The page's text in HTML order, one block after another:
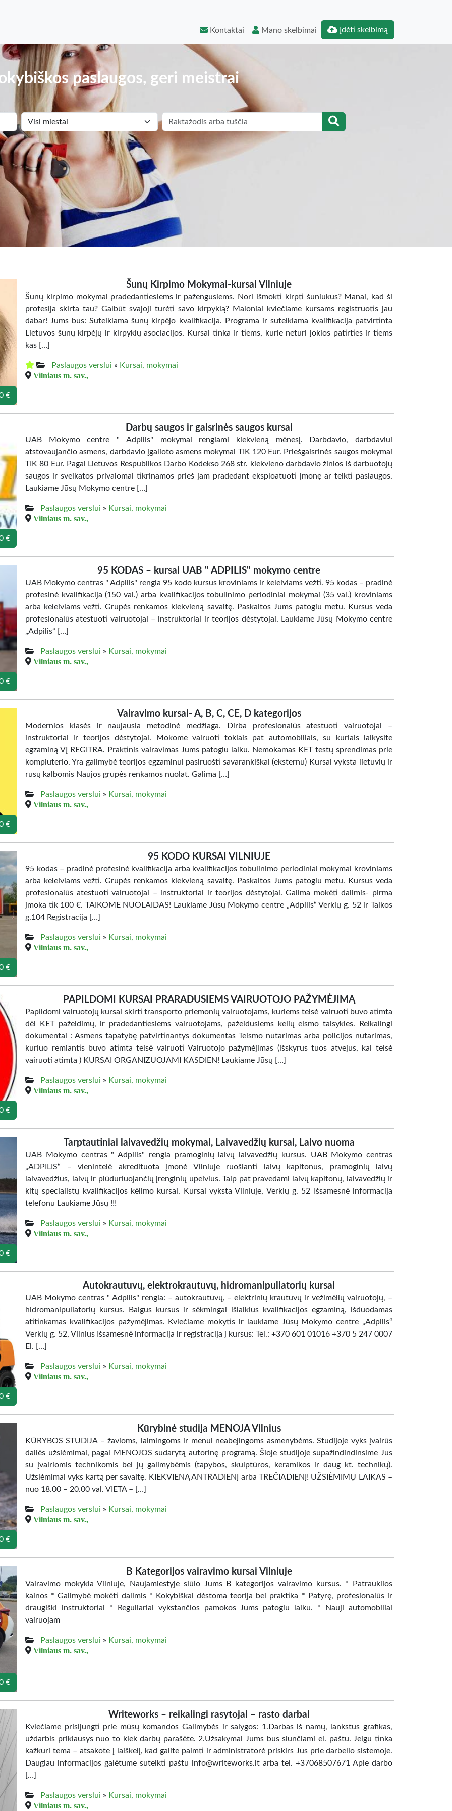
Kontaktai Mano skelbimai Įdėti skelbimą
paslaugos, geri meistrai
€
Šunų Kirpimo Mokymai-kursai Vilniuje
Šunų kirpimo mokymai pradedantiesiems ir pažengusiems. Nori išmokti kirpti šuniukus? Manai, kad ši
profesija skirta tau? Galbūt svajoji turėti savo kirpyklą? Maloniai kviečiame kursams registruotis jau
dabar! Jums bus: Suteikiama šunų kirpėjo kvalifikacija. Programa ir suteikiama kvalifikacija patvirtinta
Lietuvos šunų kirpėjų ir kirpyklų asociacijos. Kursai tinka ir tiems, kurie neturi jokios patirties ir tiems
kas […]
Paslaugos verslui » Kursai, mokymai
Vilniaus m. sav.,
€
Darbų saugos ir gaisrinės saugos kursai
UAB Mokymo centre " Adpilis" mokymai rengiami kiekvieną mėnesį. Darbdavio, darbdaviui
atstovaujančio asmens, darbdavio įgalioto asmens mokymai TIK 120 Eur. Priešgaisrinės saugos mokymai
TIK 80 Eur. Pagal Lietuvos Respublikos Darbo Kodekso 268 str. kiekvieno darbdavio žinios iš darbuotojų
saugos ir sveikatos privalomai tikrinamos prieš jam pradedant eksploatuoti įmonę ar teikti paslaugos.
Laukiame Jūsų Mokymo centre […]
Paslaugos verslui » Kursai, mokymai
Vilniaus m. sav.,
€
95 KODAS – kursai UAB " ADPILIS" mokymo centre
UAB Mokymo centras " Adpilis" rengia 95 kodo kursus kroviniams ir keleiviams vežti. 95 kodas – pradinė
profesinė kvalifikacija (150 val.) arba kvalifikacijos tobulinimo periodiniai mokymai (35 val.) kroviniams
arba keleiviams vežti. Grupės renkamos kiekvieną savaitę. Paskaitos Jums patogiu metu. Kursus veda
profesionalūs atestuoti vairuotojai – instruktoriai ir teorijos dėstytojai. Laukiame Jūsų Mokymo centre
„Adpilis“ […]
Paslaugos verslui » Kursai, mokymai
Vilniaus m. sav.,
€
Vairavimo kursai- A, B, C, CE, D kategorijos
Modernios klasės ir naujausia metodinė medžiaga. Dirba profesionalūs atestuoti vairuotojai –
instruktoriai ir teorijos dėstytojai. Mokome vairuoti tokiais pat automobiliais, su kuriais laikysite
egzaminą VĮ REGITRA. Praktinis vairavimas Jums patogiu laiku. Nemokamas KET testų sprendimas prie
kompiuterio. Yra galimybė teorijos egzaminui pasiruošti savarankiškai (eksternu) Kursai vyksta lietuvių ir
rusų kalbomis Naujos grupės renkamos nuolat. Galima […]
Paslaugos verslui » Kursai, mokymai
Vilniaus m. sav.,
€
95 KODO KURSAI VILNIUJE
95 kodas – pradinė profesinė kvalifikacija arba kvalifikacijos tobulinimo periodiniai mokymai kroviniams
arba keleiviams vežti. Grupės renkamos kiekvieną savaitę. Paskaitos Jums patogiu metu. Kursus veda
profesionalūs atestuoti vairuotojai – instruktoriai ir teorijos dėstytojai. Galima mokėti dalimis- pirma
įmoka tik 100 €. TAIKOME NUOLAIDAS! Laukiame Jūsų Mokymo centre „Adpilis“ Verkių g. 52 ir Taikos
g.104 Registracija […]
Paslaugos verslui » Kursai, mokymai
Vilniaus m. sav.,
€
PAPILDOMI KURSAI PRARADUSIEMS VAIRUOTOJO PAŽYMĖJIMĄ
Papildomi vairuotojų kursai skirti transporto priemonių vairuotojams, kuriems teisė vairuoti buvo atimta
dėl KET pažeidimų, ir pradedantiesiems vairuotojams, pažeidusiems kelių eismo taisykles. Reikalingi
dokumentai : Asmens tapatybę patvirtinantys dokumentas Teismo nutarimas arba policijos nutarimas,
kuriuo remiantis buvo atimta teisė vairuoti Vairuotojo pažymėjimas (išskyrus tuos atvejus, kai teisė
vairuoti atimta ) KURSAI ORGANIZUOJAMI KASDIEN! Laukiame Jūsų […]
Paslaugos verslui » Kursai, mokymai
Vilniaus m. sav.,
€
Tarptautiniai laivavedžių mokymai, Laivavedžių kursai, Laivo nuoma
UAB Mokymo centras " Adpilis" rengia pramoginių laivų laivavedžių kursus. UAB Mokymo centras
„ADPILIS“ – vienintelė akredituota įmonė Vilniuje ruošianti laivų kapitonus, pramoginių laivų
laivavedžius, laivų ir plūduriuojančių įrenginių upeivius. Taip pat pravedami laivų kapitonų, laivavedžių ir
kitų specialistų kvalifikacijos kėlimo kursai. Kursai vyksta Vilniuje, Verkių g. 52 Išsamesnė informacija
telefonu Laukiame Jūsų !!!
Paslaugos verslui » Kursai, mokymai
Vilniaus m. sav.,
€
Autokrautuvų, elektrokrautuvų, hidromanipuliatorių kursai
UAB Mokymo centras " Adpilis" rengia: – autokrautuvų, – elektrinių krautuvų ir vežimėlių vairuotojų, –
hidromanipuliatorių kursus. Baigus kursus ir sėkmingai išlaikius kvalifikacijos egzaminą, išduodamas
atitinkamas kvalifikacijos pažymėjimas. Kviečiame mokytis ir laukiame Jūsų Mokymo centre „Adpilis“
Verkių g. 52, Vilnius Išsamesnė informacija ir registracija į kursus: Tel.: +370 601 01016 +370 5 247 0007
El. […]
Paslaugos verslui » Kursai, mokymai
Vilniaus m. sav.,
€
Kūrybinė studija MENOJA Vilnius
KŪRYBOS STUDIJA – žavioms, laimingoms ir menui neabejingoms asmenybėms. Studijoje vyks įvairūs
dailės užsiėmimai, pagal MENOJOS sudarytą autorinę programą. Šioje studijoje supažindindinsime Jus
su įvairiomis technikomis bei jų galimybėmis (tapybos, skulptūros, keramikos ir daug kt. technikų).
Užsiėmimai vyks kartą per savaitę. KIEKVIENĄ ANTRADIENĮ arba TREČIADIENĮ! UŽSIĖMIMŲ LAIKAS –
nuo 18.00 – 20.00 val. VIETA – […]
Paslaugos verslui » Kursai, mokymai
Vilniaus m. sav.,
€
B Kategorijos vairavimo kursai Vilniuje
Vairavimo mokykla Vilniuje, Naujamiestyje siūlo Jums B kategorijos vairavimo kursus. * Patrauklios
kainos * Galimybė mokėti dalimis * Kokybiškai dėstoma teorija bei praktika * Patyrę, profesionalūs ir
draugiški instruktoriai * Reguliariai vykstančios pamokos Jums patogiu laiku. * Nauji automobiliai
vairuojam
Paslaugos verslui » Kursai, mokymai
Vilniaus m. sav.,
Writeworks – reikalingi rasytojai – rasto darbai
Kviečiame prisijungti prie mūsų komandos Galimybės ir salygos: 1.Darbas iš namų, lankstus grafikas,
uždarbis priklausys nuo to kiek darbų parašėte. 2.Užsakymai Jums bus siunčiami el. paštu. Jeigu tinka
kažkuri tema – atsakote į laiškelį, kad galite paimti ir administratorė priskirs Jus prie darbelio sistemoje.
Daugiau informacijos galėtume suteikti paštu info@writeworks.lt arba tel. +37068507671 Apie darbo
[…]
Paslaugos verslui » Kursai, mokymai
Vilniaus m. sav.,